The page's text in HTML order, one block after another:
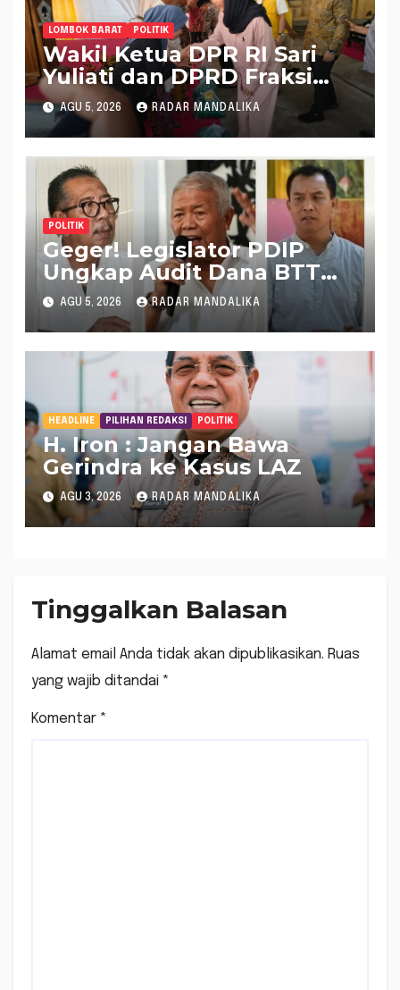
LOMBOK BARAT POLITIK
Wakil Ketua DPR RI Sari
Yuliati dan DPRD Fraksi
Golkar Kolaborasi
Alokasikan Ratusan Unit
Bantuan RTLH
AGU 5, 2026 RADAR MANDALIKA
POLITIK
Geger! Legislator PDIP
Ungkap Audit Dana BTT
Rp 484 Miliar di APBD NTB
2025 Tak Muncul di LHP
BPK
AGU 5, 2026 RADAR MANDALIKA
HEADLINE PILIHAN REDAKSI POLITIK
H. Iron : Jangan Bawa
Gerindra ke Kasus LAZ
AGU 3, 2026 RADAR MANDALIKA
Tinggalkan Balasan
Alamat email Anda tidak akan dipublikasikan. Ruas
yang wajib ditandai *
Komentar *